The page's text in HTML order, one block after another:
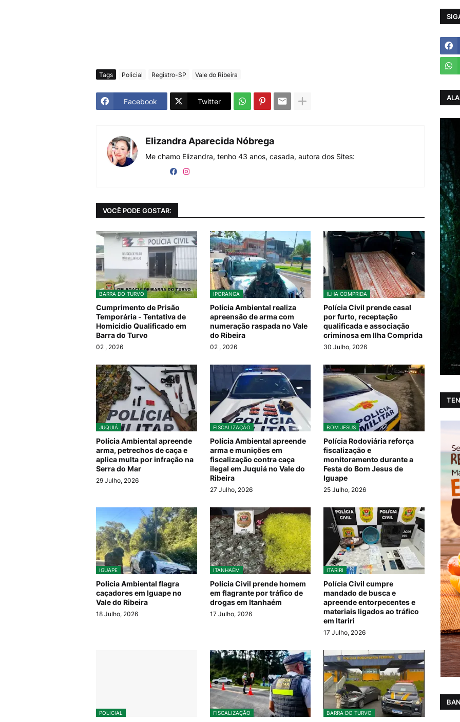
Tags Policial Registro-SP Vale do Ribeira
Facebook Twitter
Elizandra Aparecida Nóbrega
Me chamo Elizandra, tenho 43 anos, casada, autora dos Sites:
VOCÊ PODE GOSTAR:
BARRA DO TURVO
Cumprimento de Prisão
Temporária - Tentativa de
Homicidio Qualificado em
Barra do Turvo
02 , 2026
IPORANGA
Polícia Ambiental realiza
apreensão de arma com
numeração raspada no Vale
do Ribeira
02 , 2026
ILHA COMPRIDA
Polícia Civil prende casal
por furto, receptação
qualificada e associação
criminosa em Ilha Comprida
30 Julho, 2026
JUQUIÁ
Polícia Ambiental apreende
arma, petrechos de caça e
aplica multa por infração na
Serra do Mar
29 Julho, 2026
FISCALIZAÇÃO
Polícia Ambiental apreende
arma e munições em
fiscalização contra caça
ilegal em Juquiá no Vale do
Ribeira
27 Julho, 2026
BOM JESUS
Polícia Rodoviária reforça
fiscalização e
monitoramento durante a
Festa do Bom Jesus de
Iguape
25 Julho, 2026
IGUAPE
Policia Ambiental flagra
caçadores em Iguape no
Vale do Ribeira
18 Julho, 2026
ITANHAÉM
Polícia Civil prende homem
em flagrante por tráfico de
drogas em Itanhaém
17 Julho, 2026
ITARIRI
Polícia Civil cumpre
mandado de busca e
apreende entorpecentes e
materiais ligados ao tráfico
em Itariri
17 Julho, 2026
POLICIAL FISCALIZAÇÃO BARRA DO TURVO